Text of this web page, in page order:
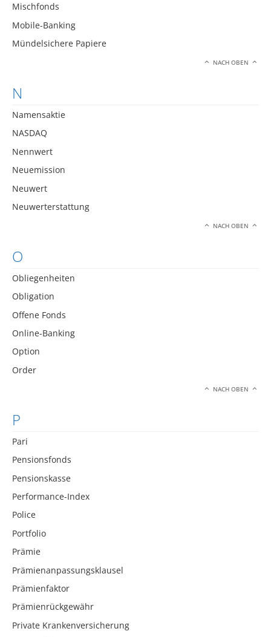
Mischfonds
Mobile-Banking
Mündelsichere Papiere
NACH OBEN
N
Namensaktie
NASDAQ
Nennwert
Neuemission
Neuwert
Neuwerterstattung
NACH OBEN
O
Obliegenheiten
Obligation
Offene Fonds
Online-Banking
Option
Order
NACH OBEN
P
Pari
Pensionsfonds
Pensionskasse
Performance-Index
Police
Portfolio
Prämie
Prämienanpassungsklausel
Prämienfaktor
Prämienrückgewähr
Private Krankenversicherung